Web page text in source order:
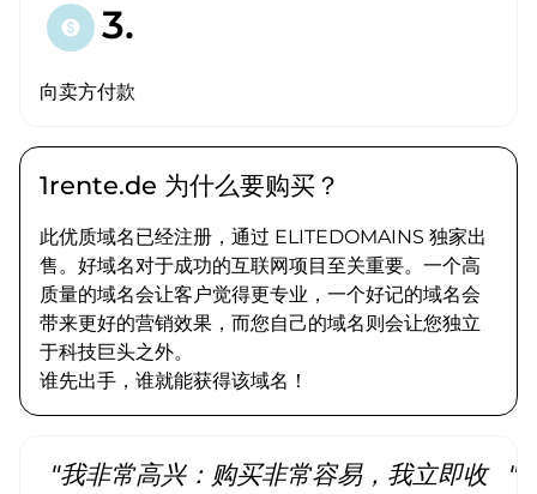
paid 3.
向卖方付款
1rente.de 为什么要购买？
此优质域名已经注册，通过 ELITEDOMAINS 独家出
售。好域名对于成功的互联网项目至关重要。一个高
质量的域名会让客户觉得更专业，一个好记的域名会
带来更好的营销效果，而您自己的域名则会让您独立
于科技巨头之外。
谁先出手，谁就能获得该域名！
"我非常高兴：购买非常容易，我立即收
"